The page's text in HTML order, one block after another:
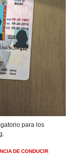
para los
DE CONDUCIR